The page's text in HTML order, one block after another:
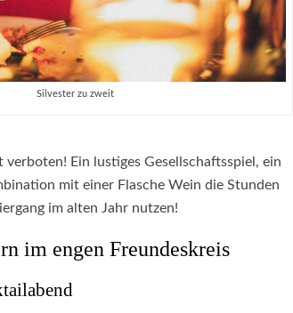
Silvester zu zweit
Ein lustiges Gesellschaftsspiel, ein
mit einer Flasche Wein die Stunden
im alten Jahr nutzen!
im engen Freundeskreis